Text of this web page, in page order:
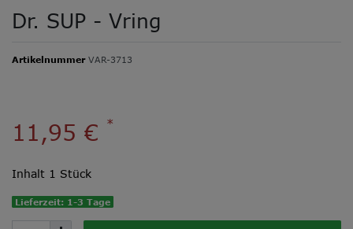
Dr. SUP - Vring
Artikelnummer VAR-3713
11,95 € *
Inhalt 1 Stück
Lieferzeit: 1-3 Tage